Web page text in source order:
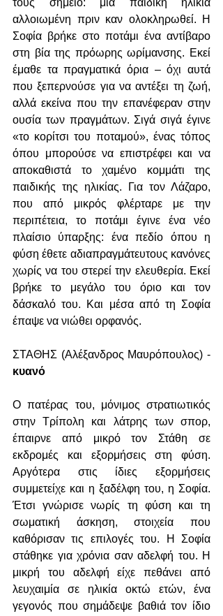
αλλοιωμένη πριν καν ολοκληρωθεί. Η
Σοφία βρήκε στο ποτάμι ένα αντίβαρο
στη βία της πρόωρης ωρίμανσης. Εκεί
έμαθε τα πραγματικά όρια – όχι αυτά
που ξεπερνούσε για να αντέξει τη ζωή,
αλλά εκείνα που την επανέφεραν στην
ουσία των πραγμάτων. Σιγά σιγά έγινε
«το κορίτσι του ποταμού», ένας τόπος
όπου μπορούσε να επιστρέφει και να
αποκαθιστά το χαμένο κομμάτι της
παιδικής της ηλικίας. Για τον Λάζαρο,
που από μικρός φλέρταρε με την
περιπέτεια, το ποτάμι έγινε ένα νέο
πλαίσιο ύπαρξης: ένα πεδίο όπου η
φύση έθετε αδιαπραγμάτευτους κανόνες
χωρίς να του στερεί την ελευθερία. Εκεί
βρήκε το μεγάλο του όριο και τον
δάσκαλό του. Και μέσα από τη Σοφία
έπαψε να νιώθει ορφανός.
κυανό
Ο πατέρας του, μόνιμος στρατιωτικός
στην Τρίπολη και λάτρης των σπορ,
έπαιρνε από μικρό τον Στάθη σε
εκδρομές και εξορμήσεις στη φύση.
Αργότερα στις ίδιες εξορμήσεις
συμμετείχε και η ξαδέλφη του, η Σοφία.
Έτσι γνώρισε νωρίς τη φύση και τη
σωματική άσκηση, στοιχεία που
καθόρισαν τις επιλογές του. Η Σοφία
στάθηκε για χρόνια σαν αδελφή του. Η
μικρή του αδελφή είχε πεθάνει από
λευχαιμία σε ηλικία οκτώ ετών, ένα
γεγονός που σημάδεψε βαθιά τον ίδιο